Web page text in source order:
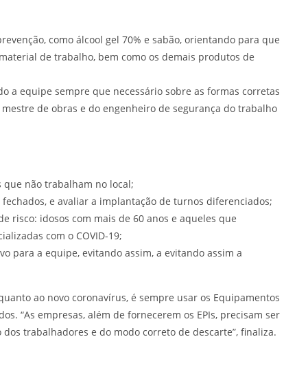
como álcool gel 70% e sabão, orientando para que
de trabalho, bem como os demais produtos de
a equipe sempre que necessário sobre as formas corretas
de obras e do engenheiro de segurança do trabalho
que não trabalham no local;
e avaliar a implantação de turnos diferenciados;
risco: idosos com mais de 60 anos e aqueles que
com o COVID-19;
para a equipe, evitando assim, a evitando assim a
ao novo coronavírus, é sempre usar os Equipamentos
“As empresas, além de fornecerem os EPIs, precisam ser
trabalhadores e do modo correto de descarte”, finaliza.